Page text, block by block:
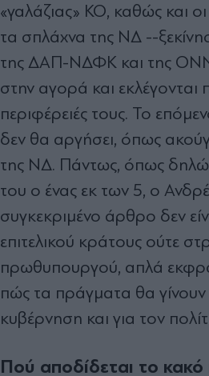
«γαλάζιας» ΚΟ, καθώς και
τα σπλάχνα της ΝΔ --
της ΔΑΠ-ΝΔΦΚ και της
στην αγορά και εκλέγονται
περιφέρειές τους. Το
δεν θα αργήσει, όπως
της ΝΔ. Πάντως, όπως
του ο ένας εκ των 5, ο
συγκεκριμένο άρθρο δεν
επιτελικού κράτους ούτε
πρωθυπουργού, απλά
πώς τα πράγματα θα γίνουν
κυβέρνηση και για τον
Πού αποδίδεται το κακό